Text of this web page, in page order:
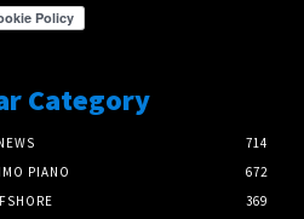
Category
714
PIANO
672
369